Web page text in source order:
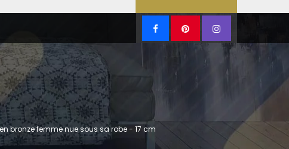
bronze femme nue sous sa robe - 17 cm